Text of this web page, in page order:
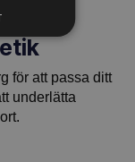
för att passa ditt
underlätta